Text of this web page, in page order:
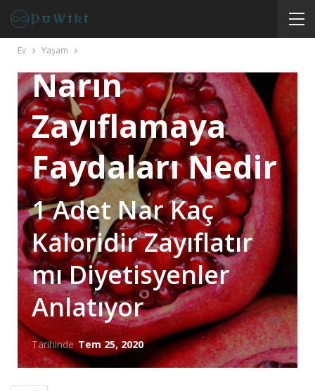
Ev Yaşam
Kilo Aldırır Mı
Narın
Zayıflamaya
Faydaları Nedir
1 Adet Nar Kaç
Kaloridir Zayıflatır
mı Diyetisyenler
Anlatıyor
TarihindeTem 25, 2020